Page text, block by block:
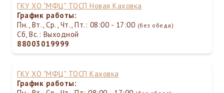
ГКУ ХО "МФЦ" ТОСП Новая Каховка
График работы:
Пн., Вт., Ср., Чт., Пт.: 08:00 - 17:00 (без обеда)
Сб, Вс.: Выходной
88003019999
ГКУ ХО "МФЦ" ТОСП Каховка
График работы: